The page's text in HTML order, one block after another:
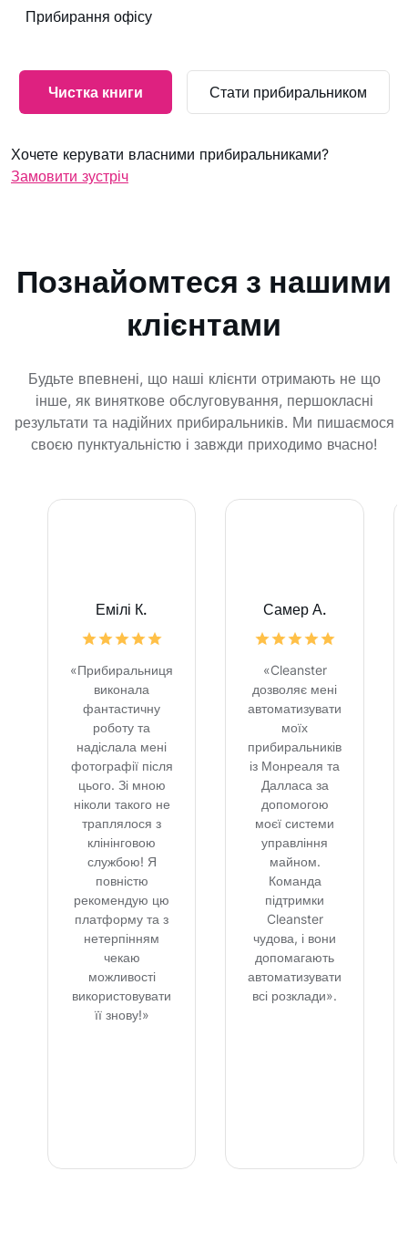
Прибирання офісу
Чистка книги Стати прибиральником
Хочете керувати власними прибиральниками?
Замовити зустріч
Познайомтеся з нашими
клієнтами
Будьте впевнені, що наші клієнти отримають не що
інше, як виняткове обслуговування, першокласні
результати та надійних прибиральників. Ми пишаємося
своєю пунктуальністю і завжди приходимо вчасно!
Емілі К.
«Прибиральниця
виконала
фантастичну
роботу та
надіслала мені
фотографії після
цього. Зі мною
ніколи такого не
траплялося з
клінінговою
службою! Я
повністю
рекомендую цю
платформу та з
нетерпінням
чекаю
можливості
використовувати
її знову!»
Самер А.
«Cleanster
дозволяє мені
автоматизувати
моїх
прибиральників
із Монреаля та
Далласа за
допомогою
моєї системи
управління
майном.
Команда
підтримки
Cleanster
чудова, і вони
допомагають
автоматизувати
всі розклади».